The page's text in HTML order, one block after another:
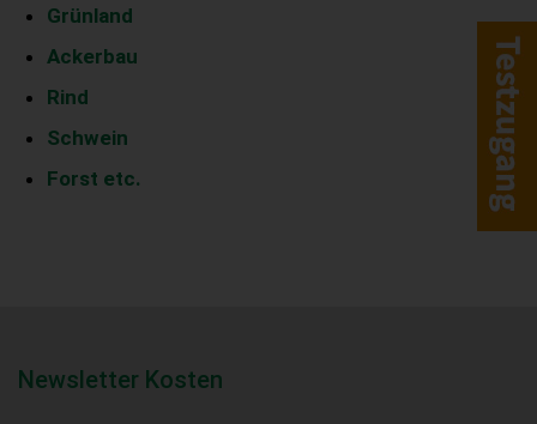
Grünland
Ackerbau
Rind
Schwein
Forst etc.
Newsletter Kosten